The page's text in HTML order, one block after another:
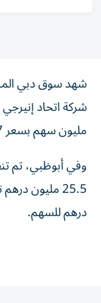
شهد سوق دبي
مليون سهم بسعر 3.07 درهم للسهم.
وفي أبوظبي، تم
درهم للسهم.